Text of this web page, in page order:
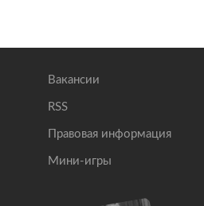
Вакансии
RSS
Правовая информация
Мини-игры